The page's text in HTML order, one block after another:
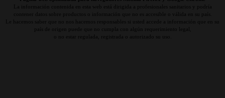
La información contenida en esta web está dirigida a profesionales sanitarios y podría
contener datos sobre productos o información que no es accesible o válida en su país.
Le hacemos saber que no nos hacemos responsables si usted accede a información que en su
país de origen puede que no cumpla con algún requerimiento legal,
o no estar regulada, registrada o autorizado su uso.